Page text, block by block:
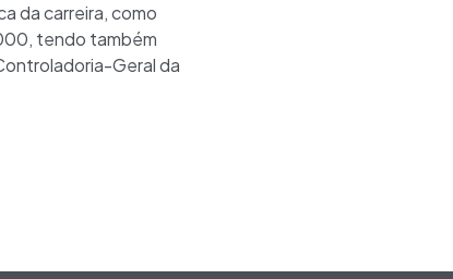
da carreira, como
tendo também
Geral da